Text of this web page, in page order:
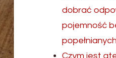
dobrać
pojemność
Czym jest